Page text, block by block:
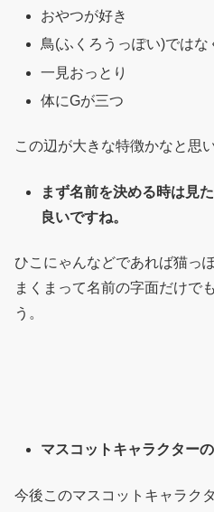
おやつが好き
鳥(ふくろうっぽい)ではな
一見おっとり
体にGが三つ
この辺が大きな特徴かなと思い
まず名前を決める時は見
良いですね。
ひこにゃんなどであれば猫っ
まくまって名前の字面だけで
う。
マスコットキャラクター
今後このマスコットキャラク